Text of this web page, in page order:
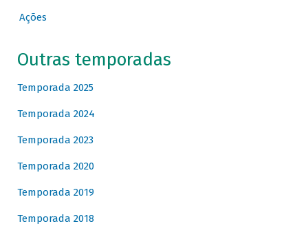
Ações
Outras temporadas
Temporada 2025
Temporada 2024
Temporada 2023
Temporada 2020
Temporada 2019
Temporada 2018